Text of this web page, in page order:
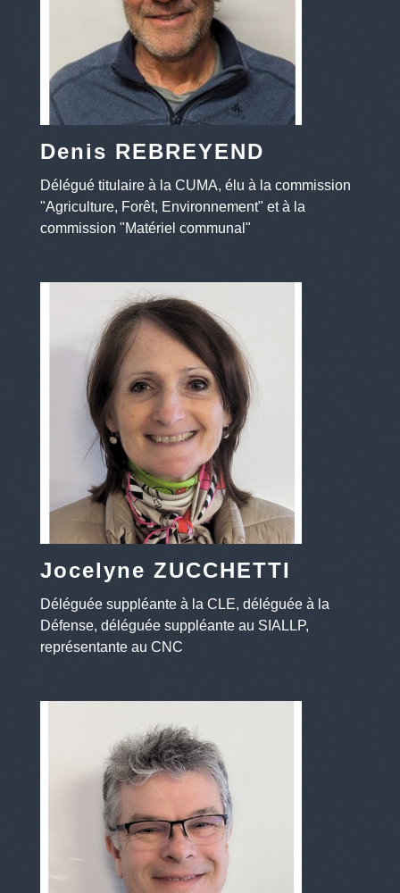
Denis REBREYEND
Délégué titulaire à la CUMA, élu à la commission
"Agriculture, Forêt, Environnement" et à la
commission "Matériel communal"
Jocelyne ZUCCHETTI
Déléguée suppléante à la CLE, déléguée à la
Défense, déléguée suppléante au SIALLP,
représentante au CNC